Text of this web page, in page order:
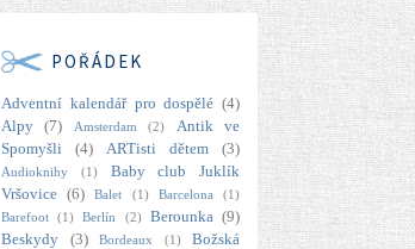
POŘÁDEK
Adventní kalendář pro dospělé (4)
Alpy
(7) Amsterdam (2)
Antik ve
Spomyšli
(4) ARTisti dětem (3)
Audioknihy (1)
Baby club Juklík
Vršovice (6) Balet (1) Barcelona
(1)
Barefoot
(1) Berlín (2) Berounka (9)
Beskydy
(3) Bordeaux (1)
Božská